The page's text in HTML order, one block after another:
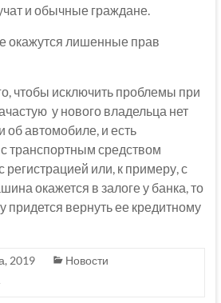
и обычные граждане.
окажутся лишенные прав
чтобы исключить проблемы при
у нового владельца нет
автомобиле, и есть
транспортным средством
или, к примеру, с
окажется в залоге у банка, то
придется вернуть ее кредитному
2019
Новости